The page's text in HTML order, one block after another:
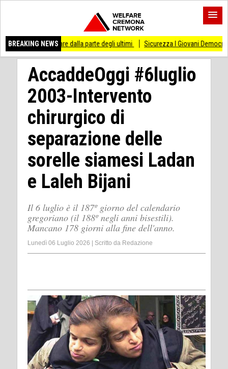
BREAKING NEWS
stare dalla parte degli ultimi Sicurezza I Giovani Democratici ribattono ai
AccaddeOggi #6luglio
2003-Intervento
chirurgico di
separazione delle
sorelle siamesi Ladan
e Laleh Bijani
Il 6 luglio è il 187º giorno del calendario
gregoriano (il 188º negli anni bisestili).
Mancano 178 giorni alla fine dell'anno.
Lunedì 06 Luglio 2026 Scritto da Redazione